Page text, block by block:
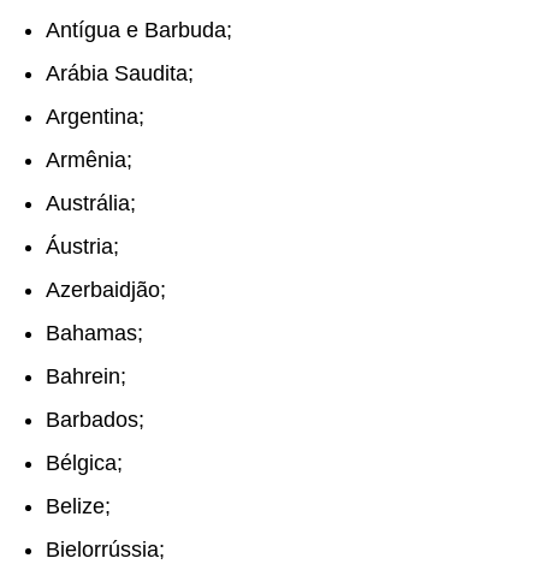
Antígua e Barbuda;
Arábia Saudita;
Argentina;
Armênia;
Austrália;
Áustria;
Azerbaidjão;
Bahamas;
Bahrein;
Barbados;
Bélgica;
Belize;
Bielorrússia;